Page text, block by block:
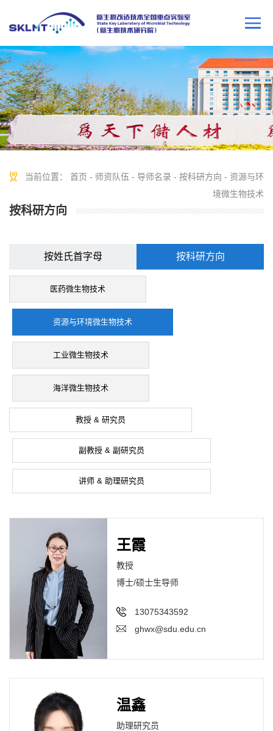
当前位置： 首页 - 师资队伍 - 导师名录 - 按科研方向 - 资源与环
境微生物技术
按科研方向
按姓氏首字母 按科研方向
医药微生物技术
资源与环境微生物技术
工业微生物技术
海洋微生物技术
教授 & 研究员
副教授 & 副研究员
讲师 & 助理研究员
王霞
教授
博士/硕士生导师
13075343592
ghwx@sdu.edu.cn
温鑫
助理研究员